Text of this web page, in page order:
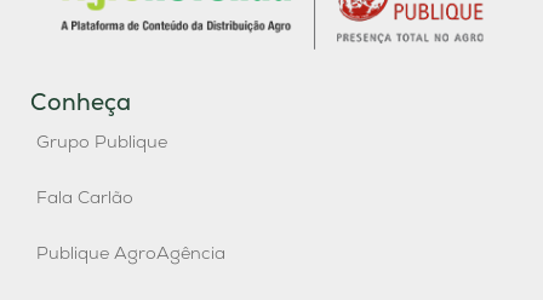
Conheça
Grupo Publique
Fala Carlão
Publique AgroAgência